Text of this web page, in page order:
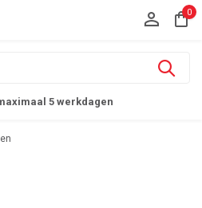
0
5 werkdagen